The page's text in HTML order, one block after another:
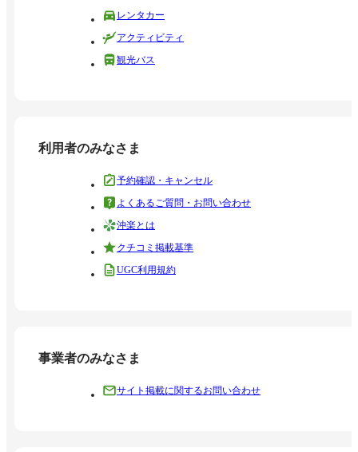
レンタカー
アクティビティ
観光バス
利用者のみなさま
予約確認・キャンセル
よくあるご質問・お問い合わせ
沖楽とは
クチコミ掲載基準
UGC利用規約
事業者のみなさま
サイト掲載に関するお問い合わせ